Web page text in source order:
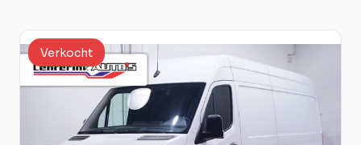
Verkocht